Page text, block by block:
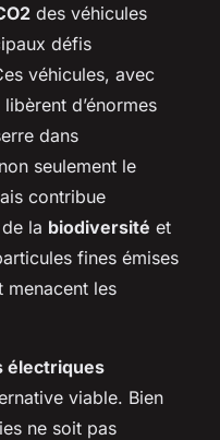
des véhicules
défis
véhicules, avec
d’énormes
dans
seulement le
contribue
la biodiversité et
fines émises
menacent les
électriques
viable. Bien
ne soit pas